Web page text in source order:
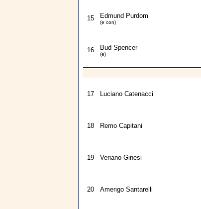
15 Edmund Purdom
(e con)
16 Bud Spencer
(e)
17 Luciano Catenacci
18 Remo Capitani
19 Veriano Ginesi
20 Amerigo Santarelli